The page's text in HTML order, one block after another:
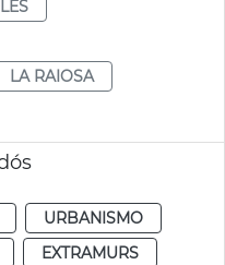
LA RAIOSA
URBANISMO
EXTRAMURS